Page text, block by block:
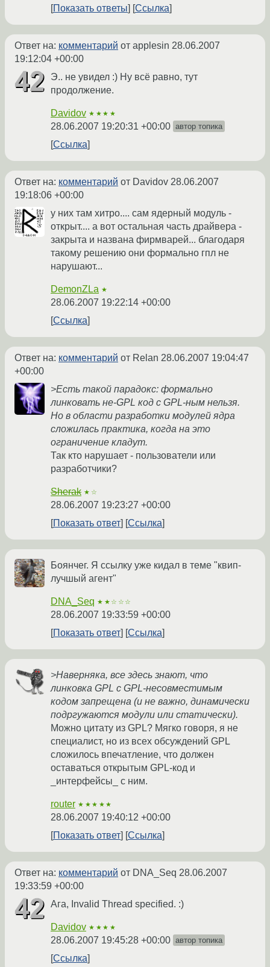
Показать ответы Ссылка
Ответ на: комментарий от applesin 28.06.2007
19:12:04 +00:00
Э.. не увидел :) Ну всё равно, тут
продолжение.
Davidov ★★★★
28.06.2007 19:20:31 +00:00 автор топика
Ссылка
Ответ на: комментарий от Davidov 28.06.2007
19:18:06 +00:00
у них там хитро.... сам ядерный модуль -
открыт.... а вот остальная часть драйвера -
закрыта и названа фирмварей... благодаря
такому решению они формально гпл не
нарушают...
DemonZLa ★
28.06.2007 19:22:14 +00:00
Ссылка
Ответ на: комментарий от Relan 28.06.2007 19:04:47
+00:00
>Есть такой парадокс: формально
линковать не-GPL код с GPL-ным нельзя.
Но в области разработки модулей ядра
сложилась практика, когда на это
ограничение кладут.
Так кто нарушает - пользователи или
разработчики?
Sherak ★☆
28.06.2007 19:23:27 +00:00
Показать ответ
Ссылка
Боянчег. Я ссылку уже кидал в теме "квип-
лучшый агент"
DNA_Seq ★★☆☆☆
28.06.2007 19:33:59 +00:00
Показать ответ
Ссылка
>Наверняка, все здесь знают, что
линковка GPL с GPL-несовместимым
кодом запрещена (и не важно, динамически
подргужаются модули или статически).
Можно цитату из GPL? Мягко говоря, я не
специалист, но из всех обсуждений GPL
сложилось впечатление, что должен
оставаться открытым GPL-код и
_интерфейсы_ с ним.
router ★★★★★
28.06.2007 19:40:12 +00:00
Показать ответ
Ссылка
Ответ на: комментарий от DNA_Seq 28.06.2007
19:33:59 +00:00
Ага, Invalid Thread specified. :)
Davidov ★★★★
28.06.2007 19:45:28 +00:00 автор топика
Ссылка